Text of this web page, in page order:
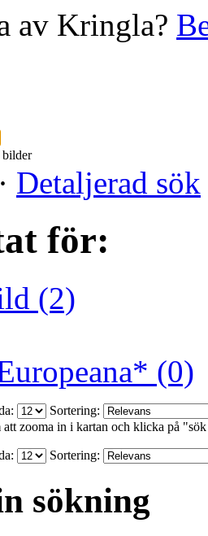
av Kringla?
bilder
· Detaljerad sök
för:
(2)
(0)
Sortering:
att zooma in i kartan och klicka på
Sortering:
sökning